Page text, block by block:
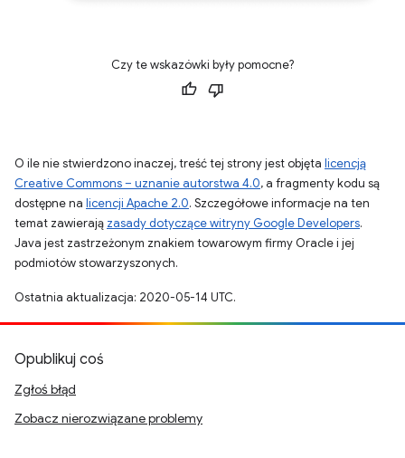
Czy te wskazówki były pomocne?
O ile nie stwierdzono inaczej, treść tej strony jest objęta licencją
Creative Commons – uznanie autorstwa 4.0, a fragmenty kodu są
dostępne na licencji Apache 2.0. Szczegółowe informacje na ten
temat zawierają zasady dotyczące witryny Google Developers.
Java jest zastrzeżonym znakiem towarowym firmy Oracle i jej
podmiotów stowarzyszonych.
Ostatnia aktualizacja: 2020-05-14 UTC.
Opublikuj coś
Zgłoś błąd
Zobacz nierozwiązane problemy